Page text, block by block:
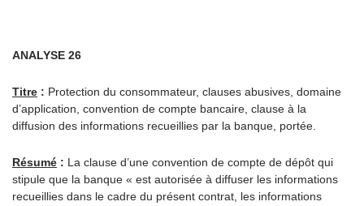
ANALYSE 26
Titre : Protection du consommateur, clauses abusives, domaine
d’application, convention de compte bancaire, clause à la
diffusion des informations recueillies par la banque, portée.
Résumé : La clause d’une convention de compte de dépôt qui
stipule que la banque « est autorisée à diffuser les informations
recueillies dans le cadre du présent contrat, les informations